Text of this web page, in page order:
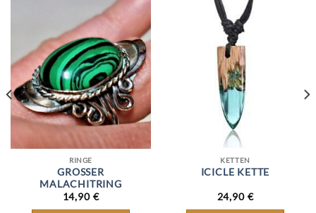
RINGE
GROSSER M
ALACHITRING
14,90 €
KETTEN
ICICLE KETTE
24,90 €